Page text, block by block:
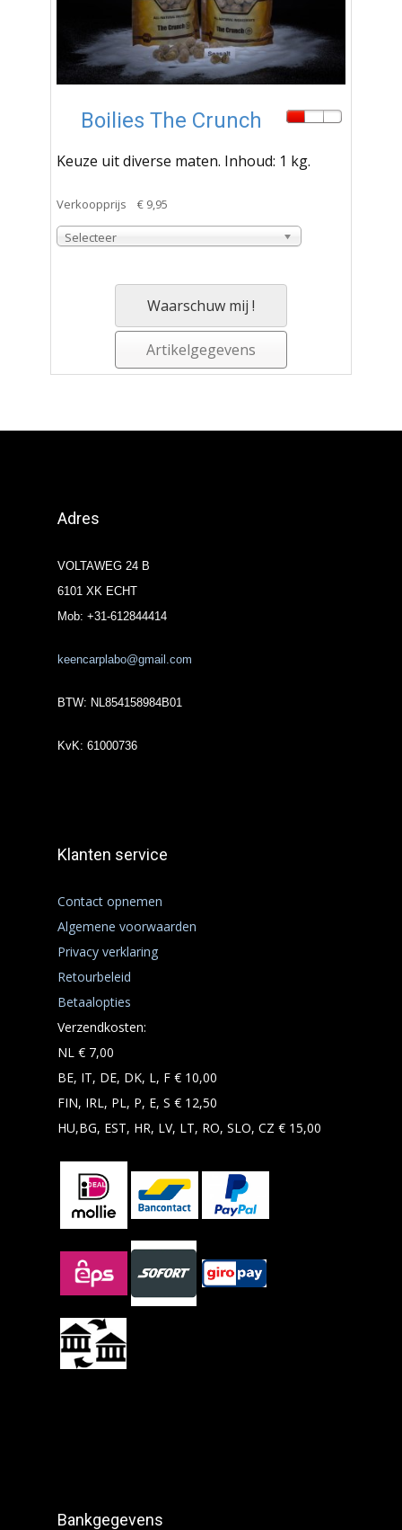
Boilies The Crunch
Keuze uit diverse maten. Inhoud: 1 kg.
Verkoopprijs € 9,95
Selecteer
Waarschuw mij !
Artikelgegevens
Adres
VOLTAWEG 24 B
6101 XK ECHT
Mob: +31-612844414
keencarplabo@gmail.com
BTW: NL854158984B01
KvK: 61000736
Klanten service
Contact opnemen
Algemene voorwaarden
Privacy verklaring
Retourbeleid
Betaalopties
Verzendkosten:
NL € 7,00
BE, IT, DE, DK, L, F € 10,00
FIN, IRL, PL, P, E, S € 12,50
HU,BG, EST, HR, LV, LT, RO, SLO, CZ € 15,00
Bankgegevens